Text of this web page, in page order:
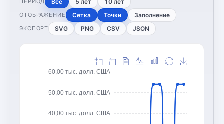
ПЕРИОД Все 5 лет 10 лет
ОТОБРАЖЕНИЕ Сетка Точки Заполнение
ЭКСПОРТ SVG PNG CSV JSON
40,00 тыс. долл. США
50,00 тыс. долл. США
60,00 тыс. долл. США